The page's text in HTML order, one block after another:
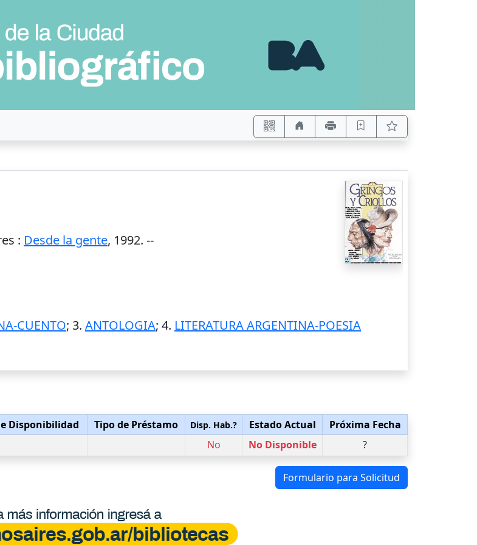
: Desde la gente, 1992. --
CUENTO; 3. ANTOLOGIA; 4. LITERATURA ARGENTINA-POESIA
Disponibilidad Tipo de Préstamo Disp. Hab.? Estado Actual
Próxima Fecha
No No Disponible ?
Formulario para Solicitud